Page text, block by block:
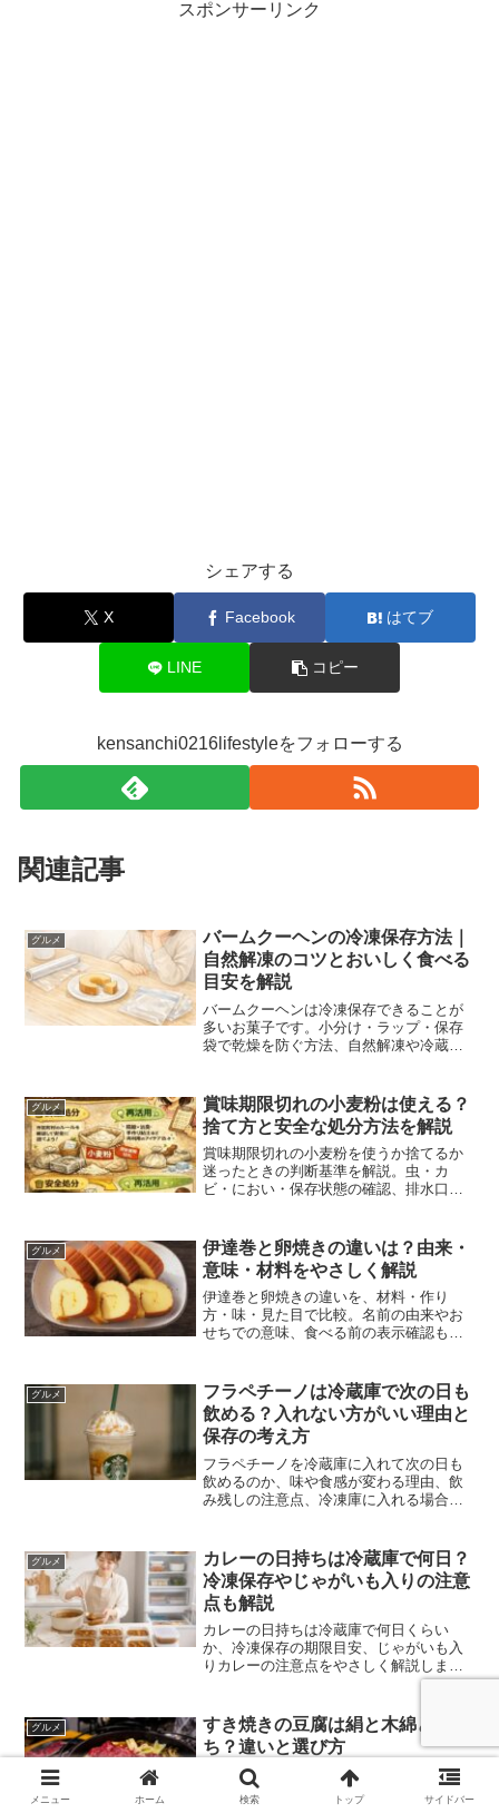
スポンサーリンク
シェアする
X Facebook はてブ
LINE コピー
kensanchi0216lifestyleをフォローする
関連記事
グルメ
バームクーヘンの冷凍保存方法｜
自然解凍のコツとおいしく食べる
目安を解説
バームクーヘンは冷凍保存できることが
多いお菓子です。小分け・ラップ・保存
袋で乾燥を防ぐ方法、自然解凍や冷蔵庫
さしく解説します。
グルメ
賞味期限切れの小麦粉は使える？
捨て方と安全な処分方法を解説
賞味期限切れの小麦粉を使うか捨てるか
迷ったときの判断基準を解説。虫・カ
ビ・におい・保存状態の確認、排水口に
く整理します。
グルメ
伊達巻と卵焼きの違いは？由来・
意味・材料をやさしく解説
伊達巻と卵焼きの違いを、材料・作り
方・味・見た目で比較。名前の由来やお
せちでの意味、食べる前の表示確認もや
グルメ
フラペチーノは冷蔵庫で次の日も
飲める？入れない方がいい理由と
保存の考え方
フラペチーノを冷蔵庫に入れて次の日も
飲めるのか、味や食感が変わる理由、飲
み残しの注意点、冷凍庫に入れる場合の
グルメ
カレーの日持ちは冷蔵庫で何日？
冷凍保存やじゃがいも入りの注意
点も解説
カレーの日持ちは冷蔵庫で何日くらい
か、冷凍保存の期限目安、じゃがいも入
りカレーの注意点をやさしく解説しま
す。常温放置や再加熱の判断、食べる前
グルメ
すき焼きの豆腐は絹と木綿どっ
ち？違いと選び方
すき焼きに入れる豆腐は絹と木綿のどち
らがよいのか、食感・崩れにくさ・味の
染み方・入れるタイミングでやさしく比
メニュー ホーム 検索 トップ サイドバー